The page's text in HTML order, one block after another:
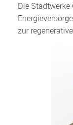
Die
zur